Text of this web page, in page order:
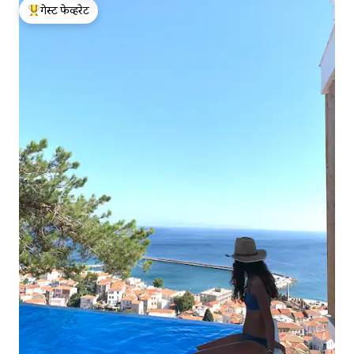
टॉप गेस्ट फेव्हरेट
गेस्ट फेव्हरेट